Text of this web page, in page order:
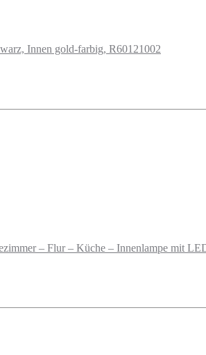
Innen gold-farbig, R60121002
– Flur – Küche – Innenlampe mit